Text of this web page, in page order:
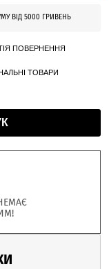
ВІД 5000 ГРИВЕНЬ
ПОВЕРНЕННЯ
ТОВАРИ